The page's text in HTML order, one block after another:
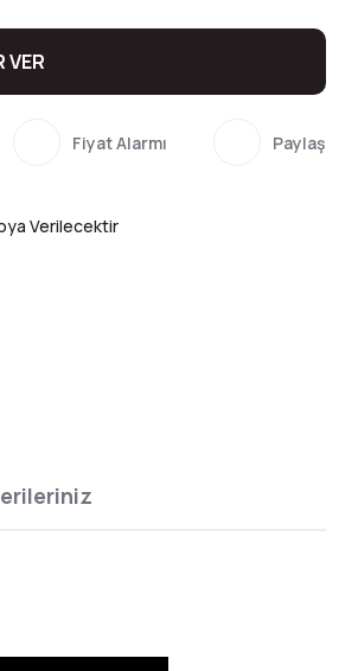
VER
Fiyat Alarmı Paylaş
Verilecektir